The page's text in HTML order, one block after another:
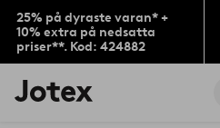
25% på dyraste varan* +
10% extra på nedsatta
priser**. Kod: 424882
Jotex
logotyp